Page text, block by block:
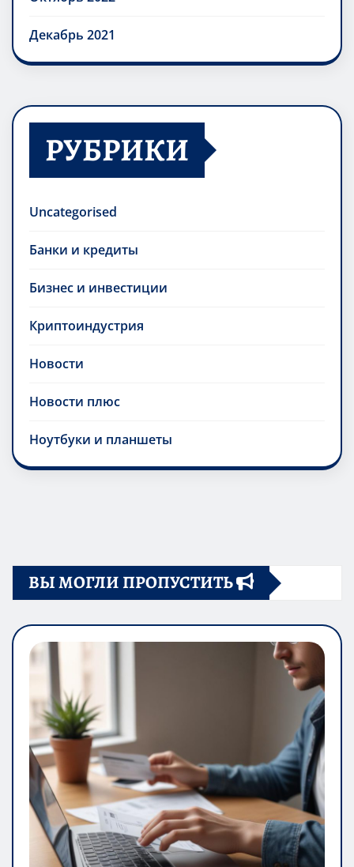
Декабрь 2021
РУБРИКИ
Uncategorised
Банки и кредиты
Бизнес и инвестиции
Криптоиндустрия
Новости
Новости плюс
Ноутбуки и планшеты
ВЫ МОГЛИ ПРОПУСТИТЬ